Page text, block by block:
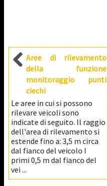
Aree di rilevamento
della funzione
monitoraggio punti
ciechi
Le aree in cui si possono
rilevare veicoli sono
indicate di seguito. Il raggio
dell'area di rilevamento si
estende fino a: 3,5 m circa
dal fianco del veicolo I
primi 0,5 m dal fianco del
vei ...